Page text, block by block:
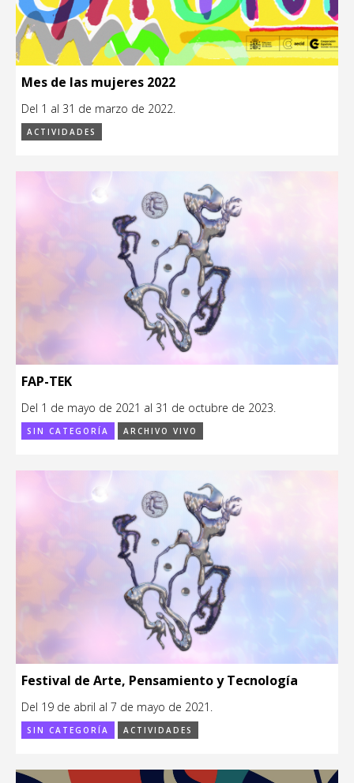
Mes de las mujeres 2022
Del 1 al 31 de marzo de 2022.
ACTIVIDADES
FAP-TEK
Del 1 de mayo de 2021 al 31 de octubre de 2023.
SIN CATEGORÍA ARCHIVO VIVO
Festival de Arte, Pensamiento y Tecnología
Del 19 de abril al 7 de mayo de 2021.
SIN CATEGORÍA ACTIVIDADES